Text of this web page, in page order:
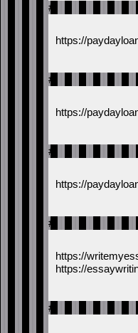
#
https://
#
https://
#
https://
#
https://
https://
#